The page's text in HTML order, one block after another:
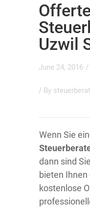
Uzwil
June 24, 2016 /
/ By
Wenn Sie
dann sind
bieten
kostenlose